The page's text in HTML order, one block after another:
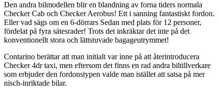
Den andra bilmodellen blir en blandning av forna tiders normala
Checker Cab och Checker Aerobus! Ett i sanning fantastiskt fordon.
Eller vad sägs om en 6-dörrars Sedan med plats för 12 personer,
fördelat på fyra sätesrader! Trots det inkräktar det inte på det
konventionellt stora och lättstuvade bagageutrymmet!
Contarino berättar att man initialt var inne på att återintroducera
Checker 4dr taxi, men eftersom det finns en rad andra biltillverkare
som erbjuder den fordonstypen valde man istället att satsa på mer
nisch-inriktade bilar.